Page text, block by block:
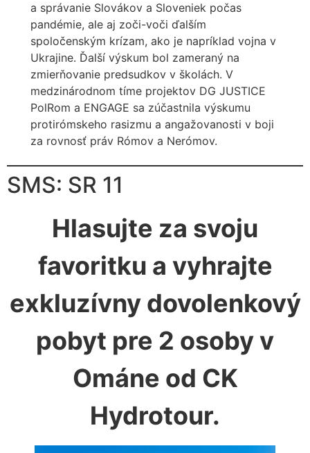
a správanie Slovákov a Sloveniek počas
pandémie, ale aj zoči-voči ďalším
spoločenským krízam, ako je napríklad vojna v
Ukrajine. Ďalší výskum bol zameraný na
zmierňovanie predsudkov v školách. V
medzinárodnom tíme projektov DG JUSTICE
PolRom a ENGAGE sa zúčastnila výskumu
protirómskeho rasizmu a angažovanosti v boji
za rovnosť práv Rómov a Nerómov.
SMS: SR 11
Hlasujte za svoju
favoritku a vyhrajte
exkluzívny dovolenkový
pobyt pre 2 osoby v
Ománe od CK
Hydrotour.